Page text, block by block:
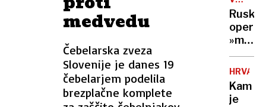
medvedu
Čebelarska zveza
Slovenije je danes 19
čebelarjem podelila
brezplačne komplete
brez
luči
že
en
sam
list
V
Ruska
past«:
po
lažni
spletni
Kam
je